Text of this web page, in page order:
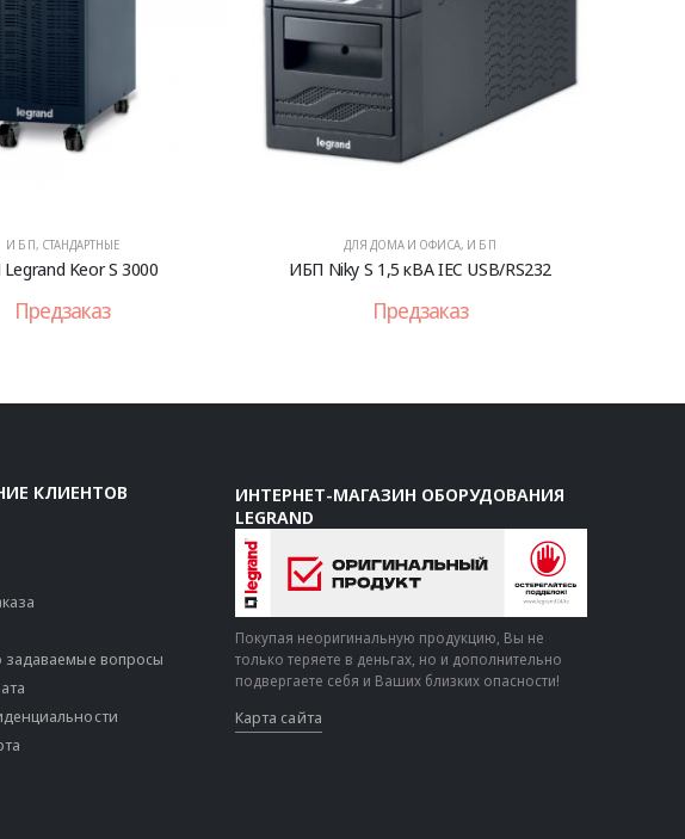
И Б П, СТАНДАРТНЫЕ
Keor S 3000
Предзаказ
ДЛЯ ДОМА И ОФИСА, И Б П
ИБП Niky S 1,5 кBA IEC USB/RS232
Предзаказ
КЛИЕНТОВ
вопросы
ИНТЕРНЕТ-МАГАЗИН ОБОРУДОВАНИЯ
LEGRAND
Покупая неоригинальную продукцию, Вы не
только теряете в деньгах, но и дополнительно
подвергаете себя и Ваших близких опасности!
Карта сайта